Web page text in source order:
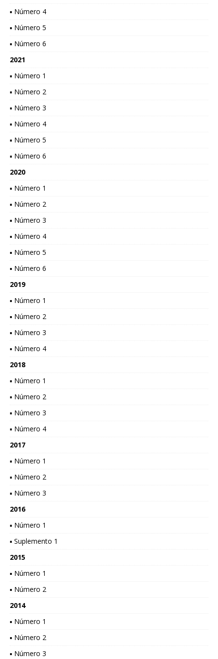
▪ Número 4
▪ Número 5
▪ Número 6
2021
▪ Número 1
▪ Número 2
▪ Número 3
▪ Número 4
▪ Número 5
▪ Número 6
2020
▪ Número 1
▪ Número 2
▪ Número 3
▪ Número 4
▪ Número 5
▪ Número 6
2019
▪ Número 1
▪ Número 2
▪ Número 3
▪ Número 4
2018
▪ Número 1
▪ Número 2
▪ Número 3
▪ Número 4
2017
▪ Número 1
▪ Número 2
▪ Número 3
2016
▪ Número 1
▪ Suplemento 1
2015
▪ Número 1
▪ Número 2
2014
▪ Número 1
▪ Número 2
▪ Número 3